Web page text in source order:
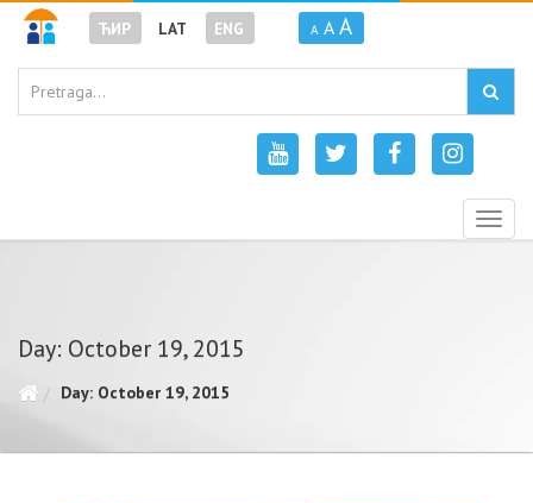
ЋИР LAT ENG A A A
Day: October 19, 2015
Day: October 19, 2015